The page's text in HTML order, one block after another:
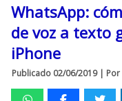
WhatsApp:
de voz a texto
iPhone
Publicado 02/06/2019| Por